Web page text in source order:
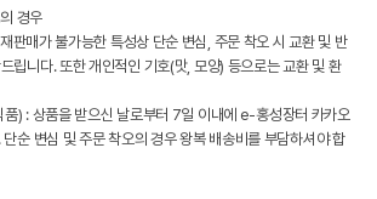
경우
판매가 불가능한 특성상 단순 변심, 주문 착오 시 교환 및 반
립니다. 또한 개인적인 기호(맛, 모양) 등으로는 교환 및 환
) : 상품을 받으신 날로부터 7일 이내에 e-홍성장터 카카오
순 변심 및 주문 착오의 경우 왕복 배송비를 부담하셔야 합